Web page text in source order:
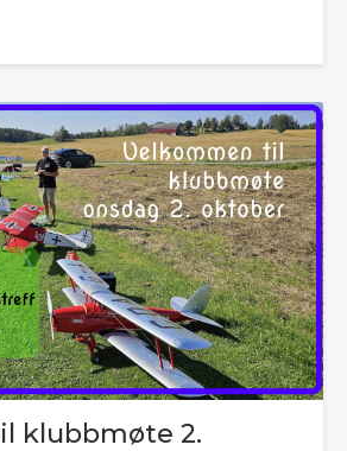
klubbmøte 2.